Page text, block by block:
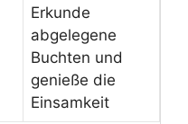
Erkunde
abgelegene
Buchten und
genieße die
Einsamkeit